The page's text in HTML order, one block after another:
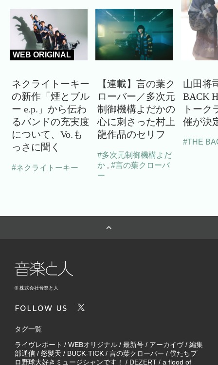
WEB ORIGINAL
ネクライトーキー
の新作「煙とブル
ー e.p.」から伝わ
るバンドの充実度
について、Vo.も
っさに聞く
#ネクライトーキー
【連載】言の葉ク
ローバー／多次元
制御機構よだかの
心に刺さった村上
龍作品のセリフ
#多次元制御機構よだ
か , #言の葉クローバ
ー
山田将
BACK
トーク
催が決
#THE
© 株式会社音楽と人
FOLLOW US
タグ一覧
ライヴレポート / WEBオリジナル / 最新号 / アーカイヴ/ 編集
部通信 / 怒髪天 / BUCK-TICK / 言の葉クローバー / 僕たちプ
ロ野球大好きミュージシャンです！
/ DEZERT / a flood of